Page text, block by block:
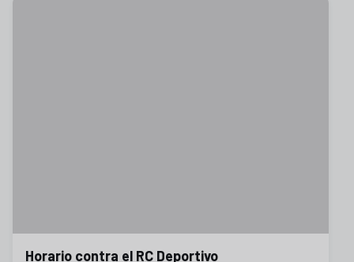
Horario contra el RC Deportivo